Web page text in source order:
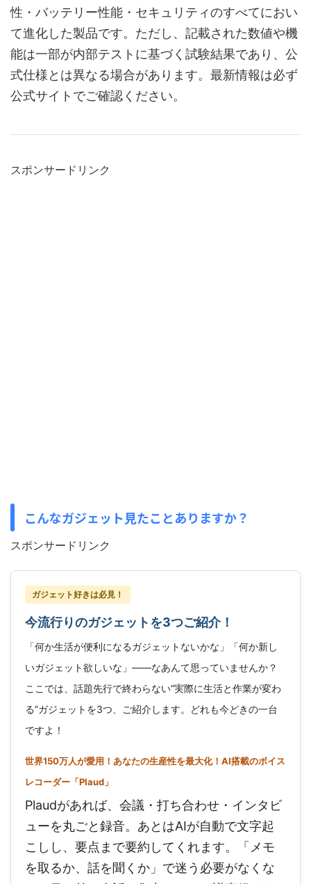
性・バッテリー性能・セキュリティのすべてにおい
て進化した製品です。ただし、記載された数値や機
能は一部が内部テストに基づく試験結果であり、公
式仕様とは異なる場合があります。最新情報は必ず
公式サイトでご確認ください。
スポンサードリンク
こんなガジェット見たことありますか？
スポンサードリンク
ガジェット好きは必見！
今流行りのガジェットを3つご紹介！
「何か生活が便利になるガジェットないかな」「何か新し
いガジェット欲しいな」——なあんて思っていませんか？
ここでは、話題先行で終わらない“実際に生活と作業が変わ
る”ガジェットを3つ、ご紹介します。どれも今どきの一台
ですよ！
世界150万人が愛用！あなたの生産性を最大化！AI搭載のボイス
レコーダー「Plaud」
Plaudがあれば、会議・打ち合わせ・インタビ
ューを丸ごと録音。あとはAIが自動で文字起
こしし、要点まで要約してくれます。「メモ
を取るか、話を聞くか」で迷う必要がなくな